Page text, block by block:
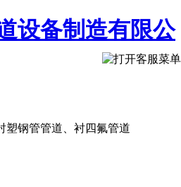
塑钢管管道、衬四氟管道